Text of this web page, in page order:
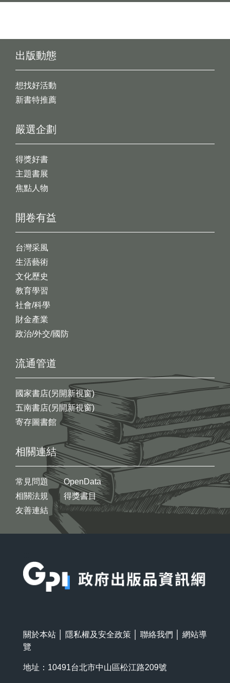
出版動態
想找好活動
新書特推薦
開卷有益
台灣采風
生活藝術
文化歷史
教育學習
社會/科學
財金產業
政治/外交/國防
嚴選企劃
得獎好書
主題書展
焦點人物
流通管道
國家書店(另開新視窗)
五南書店(另開新視窗)
寄存圖書館
相關連結
常見問題
相關法規
友善連結
OpenData
得獎書目
關於本站 隱私權及安全政策 聯絡我們
網站導
覽
地址：10491台北市中山區松江路209號